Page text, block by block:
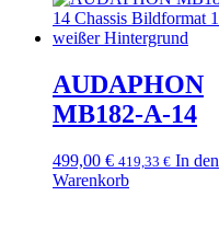
AUDAPHON
MB182-A-14
499,00 € 419,33 € In den
Warenkorb